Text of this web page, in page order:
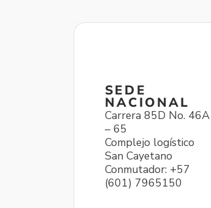
SEDE
NACIONAL
Carrera 85D No. 46A
– 65
Complejo logístico
San Cayetano
Conmutador: +57
(601) 7965150